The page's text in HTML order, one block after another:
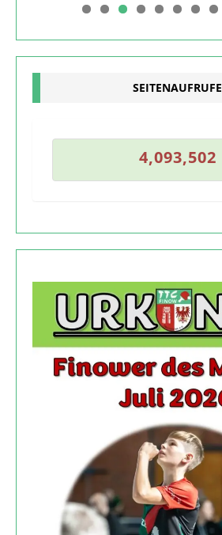
SEITENAUFRUFE
4
4
,
,
0
0
9
9
3
3
,
,
5
5
0
02
1